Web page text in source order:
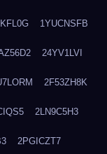
1YUCNSFB
24YV1LVI
2F53ZH8K
2LN9C5H3
2PGICZT7